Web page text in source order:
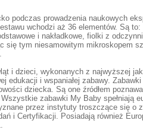
podczas prowadzenia naukowych
wchodzi aż 36 elementów. Są
i nakładkowe, fiolki z
się tym niesamowitym mikroskopem
i dzieci, wykonanych z najwyższej
edukacji i wspaniałej zabawy.
dziecka. Są one źródłem
zabawki My Baby spełniają
przez instytuty troszczące się o
i Certyfikacji. Posiadają również